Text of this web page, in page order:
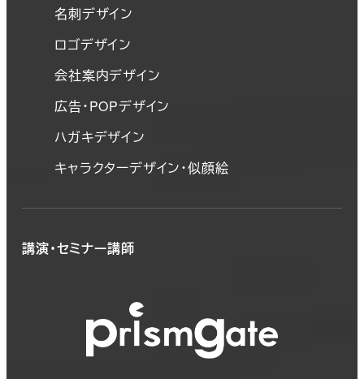
名刺デザイン
ロゴデザイン
会社案内デザイン
広告・POPデザイン
ハガキデザイン
キャラクターデザイン・似顔絵
講演・セミナー講師